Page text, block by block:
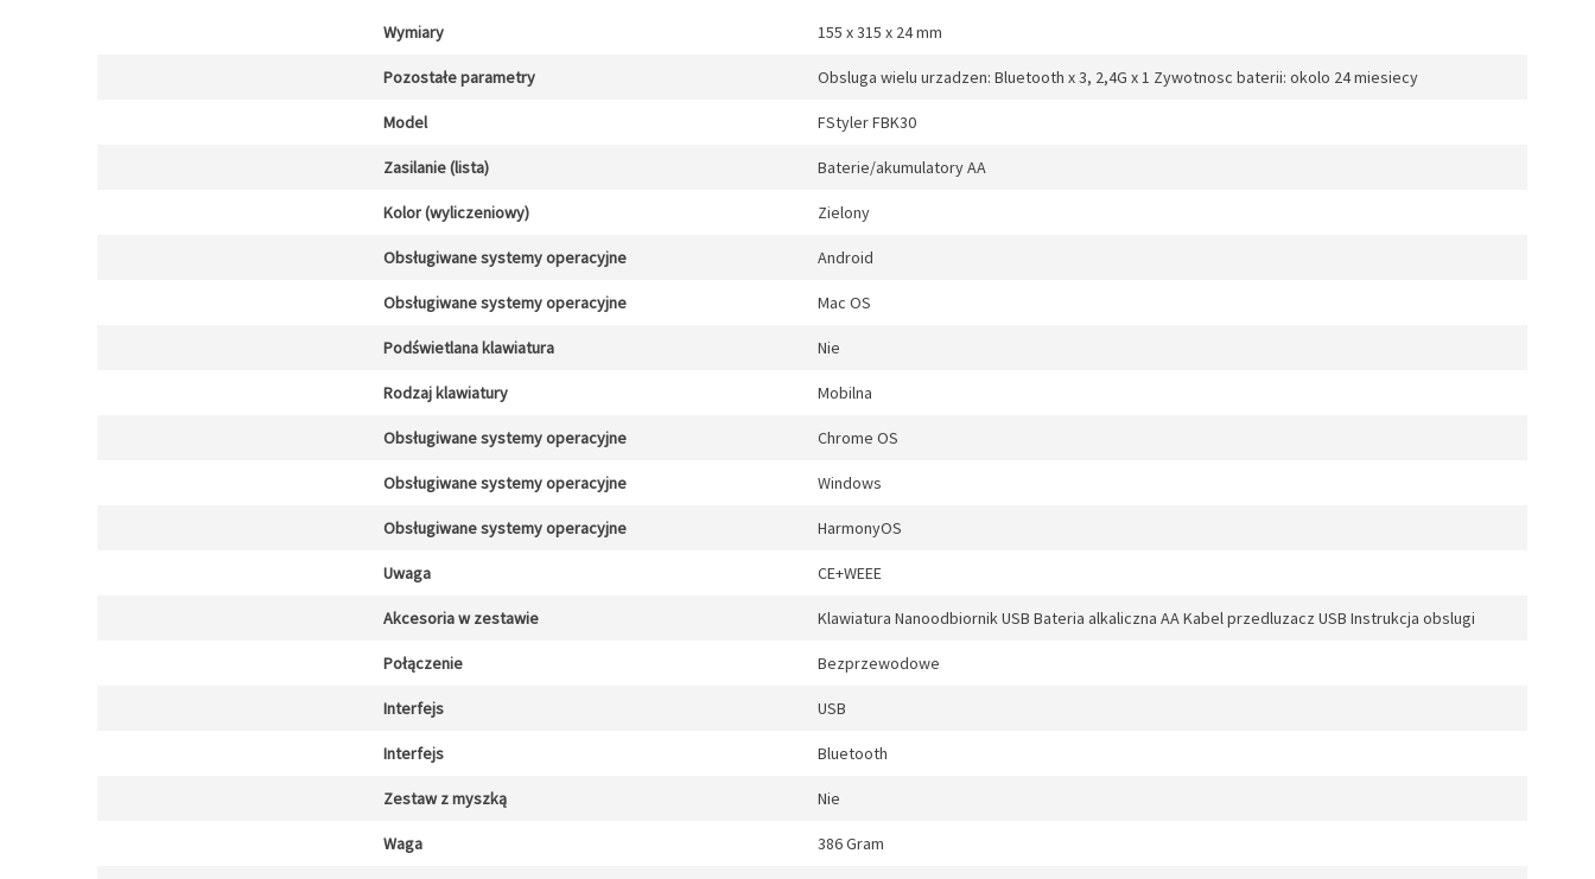
Wymiary 155 x 315 x 24 mm
Pozostałe parametry Obsluga wielu urzadzen: Bluetooth x 3, 2,4G x 1 Zywotnosc baterii: okolo 24 miesiecy
Model FStyler FBK30
Zasilanie (lista) Baterie/akumulatory AA
Kolor (wyliczeniowy) Zielony
Obsługiwane systemy operacyjne Android
Obsługiwane systemy operacyjne Mac OS
Podświetlana klawiatura Nie
Rodzaj klawiatury Mobilna
Obsługiwane systemy operacyjne Chrome OS
Obsługiwane systemy operacyjne Windows
Obsługiwane systemy operacyjne HarmonyOS
Uwaga CE+WEEE
Akcesoria w zestawie Klawiatura Nanoodbiornik USB Bateria alkaliczna AA Kabel przedluzacz USB Instrukcja obslugi
Połączenie Bezprzewodowe
Interfejs USB
Interfejs Bluetooth
Zestaw z myszką Nie
Waga 386 Gram